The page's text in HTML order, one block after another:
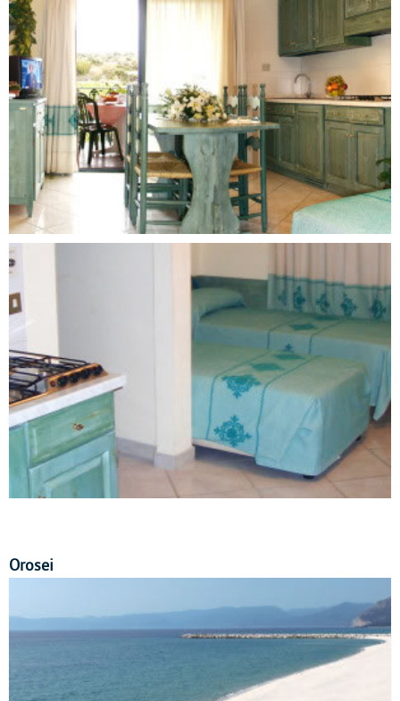
Orosei